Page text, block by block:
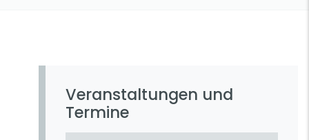
Veranstaltungen und
Termine